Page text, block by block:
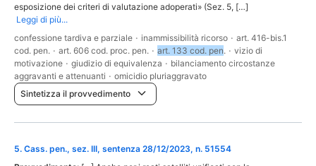
esposizione dei criteri di valutazione adoperati» (Sez. 5, […]
Leggi di più...
confessione tardiva e parziale · inammissibilità ricorso · art. 416-bis.1
cod. pen. · art. 606 cod. proc. pen. · art. 133 cod. pen. · vizio di
motivazione · giudizio di equivalenza · bilanciamento circostanze
aggravanti e attenuanti · omicidio pluriaggravato
Sintetizza il provvedimento
5. Cass. pen., sez. III, sentenza 28/12/2023, n. 51554